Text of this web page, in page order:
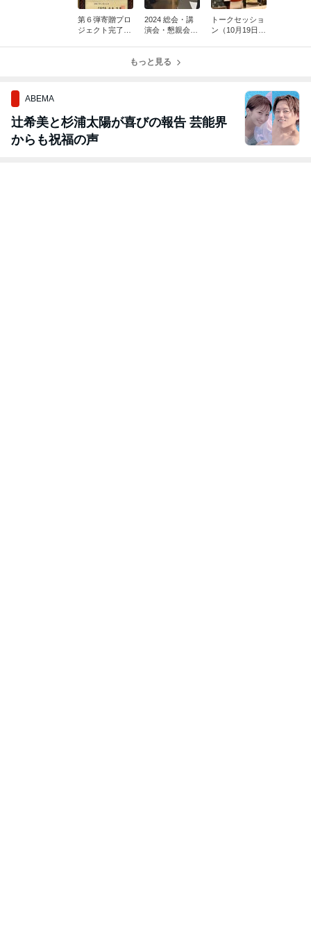
第６弾寄贈プロ
ジェクト完了の
2024 総会・講
演会・懇親会
トークセッショ
ン（10月19日）
もっと見る
ABEMA
辻希美と杉浦太陽が喜びの報告 芸能界
からも祝福の声